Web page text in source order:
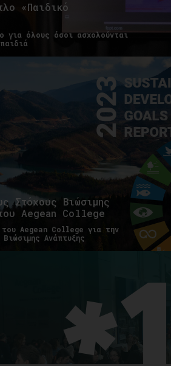
«Παιδικό
για όλους όσοι ασχολούνται
Στόχους Βιώσιμης
Aegean College
Aegean College για την
Ανάπτυξης